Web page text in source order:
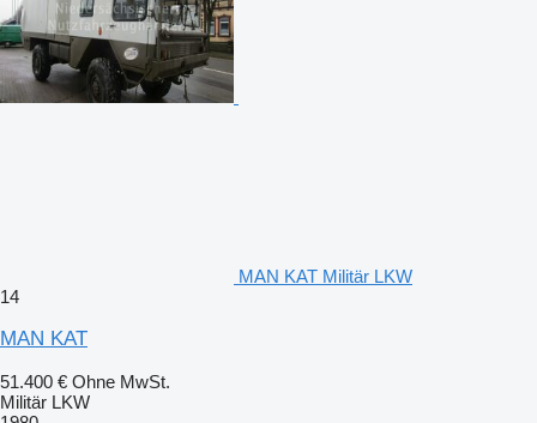
MAN KAT Militär LKW
14
MAN KAT
51.400 € Ohne MwSt.
Militär LKW